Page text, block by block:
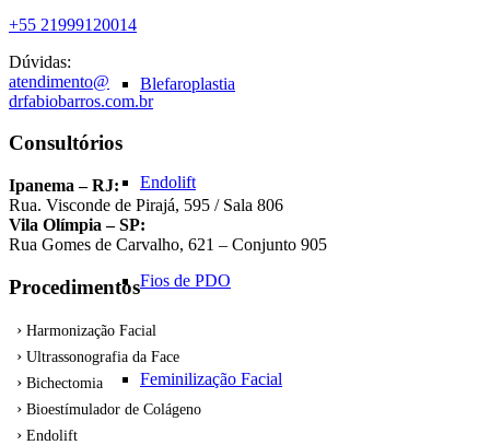
Blefaroplastia
Endolift
Fios de PDO
Feminilização Facial
+55 21999120014
Dúvidas:
atendimento@
drfabiobarros.com.br
Consultórios
Ipanema – RJ:
Rua. Visconde de Pirajá, 595 / Sala 806
Vila Olímpia – SP:
Rua Gomes de Carvalho, 621 – Conjunto 905
Procedimentos
Harmonização Facial
Ultrassonografia da Face
Bichectomia
Bioestímulador de Colágeno
Endolift